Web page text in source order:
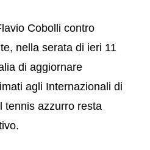
Cobolli contro
nella serata di ieri 11
di aggiornare
agli Internazionali di
tennis azzurro resta